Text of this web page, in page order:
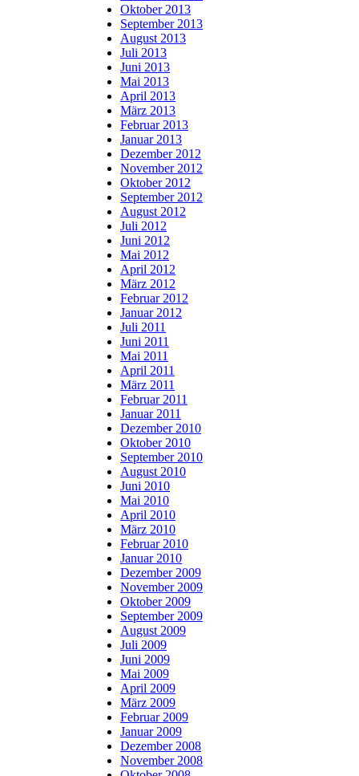
Oktober 2013
September 2013
August 2013
Juli 2013
Juni 2013
Mai 2013
April 2013
März 2013
Februar 2013
Januar 2013
Dezember 2012
November 2012
Oktober 2012
September 2012
August 2012
Juli 2012
Juni 2012
Mai 2012
April 2012
März 2012
Februar 2012
Januar 2012
Juli 2011
Juni 2011
Mai 2011
April 2011
März 2011
Februar 2011
Januar 2011
Dezember 2010
Oktober 2010
September 2010
August 2010
Juni 2010
Mai 2010
April 2010
März 2010
Februar 2010
Januar 2010
Dezember 2009
November 2009
Oktober 2009
September 2009
August 2009
Juli 2009
Juni 2009
Mai 2009
April 2009
März 2009
Februar 2009
Januar 2009
Dezember 2008
November 2008